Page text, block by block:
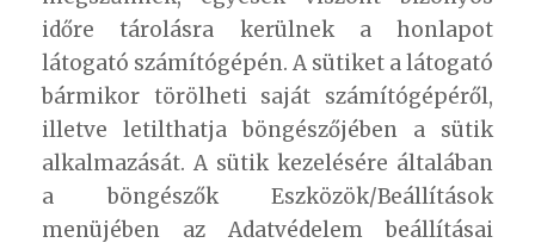
időre tárolásra kerülnek a honlapot
látogató számítógépén. A sütiket a látogató
bármikor törölheti saját számítógépéről,
illetve letilthatja böngészőjében a sütik
alkalmazását. A sütik kezelésére általában
a böngészők Eszközök/Beállítások
menüjében az Adatvédelem beállításai